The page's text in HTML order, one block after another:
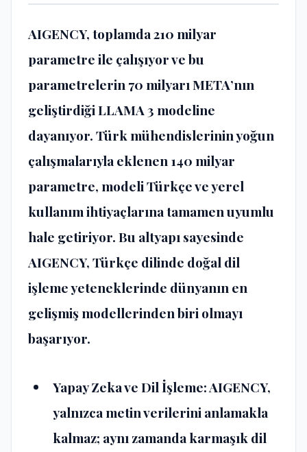
AIGENCY, toplamda210 milyar
parametreile çalışıyor ve bu
parametrelerin 70 milyarı META’nın
geliştirdiği LLAMA 3 modeline
dayanıyor. Türk mühendislerinin yoğun
çalışmalarıyla eklenen 140 milyar
parametre, modeli Türkçe ve yerel
kullanım ihtiyaçlarına tamamen uyumlu
hale getiriyor. Bu altyapı sayesinde
AIGENCY, Türkçe dilinde doğal dil
işleme yeteneklerinde dünyanın en
gelişmiş modellerinden biri olmayı
başarıyor​​.
Yapay Zeka ve Dil İşleme: AIGENCY,
yalnızca metin verilerini anlamakla
kalmaz; aynı zamanda karmaşık dil